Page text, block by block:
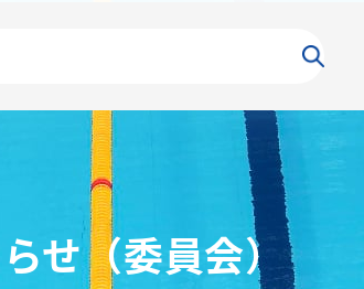
飛込
せ（委員会）